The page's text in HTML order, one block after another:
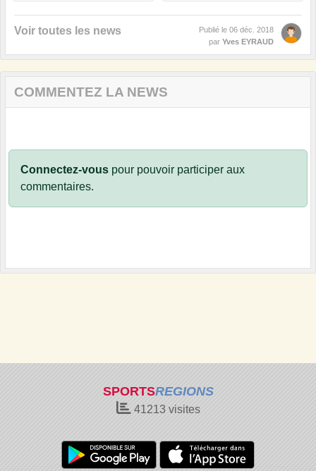
Voir toutes les news Publié le 06 déc. 2018
par Yves EYRAUD
COMMENTEZ LA NEWS
Connectez-vous pour pouvoir participer aux
commentaires.
SPORTSREGIONS
41213visites